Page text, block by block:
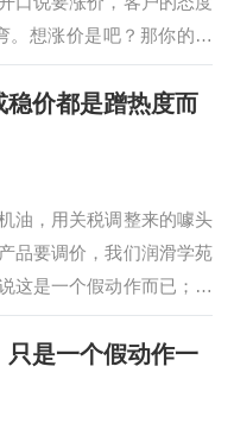
单…
。想涨价是吧？那你的货
等等再说；让不涨价的老
涨价！那个货款现在不能
稳价都是蹭热度而
油，用关税调整来的噱头
品要调价，我们润滑学苑
这是一个假动作而已；随
4月16日发函说自己，大
梁，我不调价我爱国，其
是一个假动作一